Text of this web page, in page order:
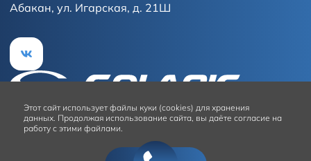
Абакан, ул. Игарская, д. 21Ш
Условия использования сайта
Этот сайт использует файлы куки (cookies) для хранения
данных. Продолжая использование сайта, вы даёте согласие на
работу с этими файлами.